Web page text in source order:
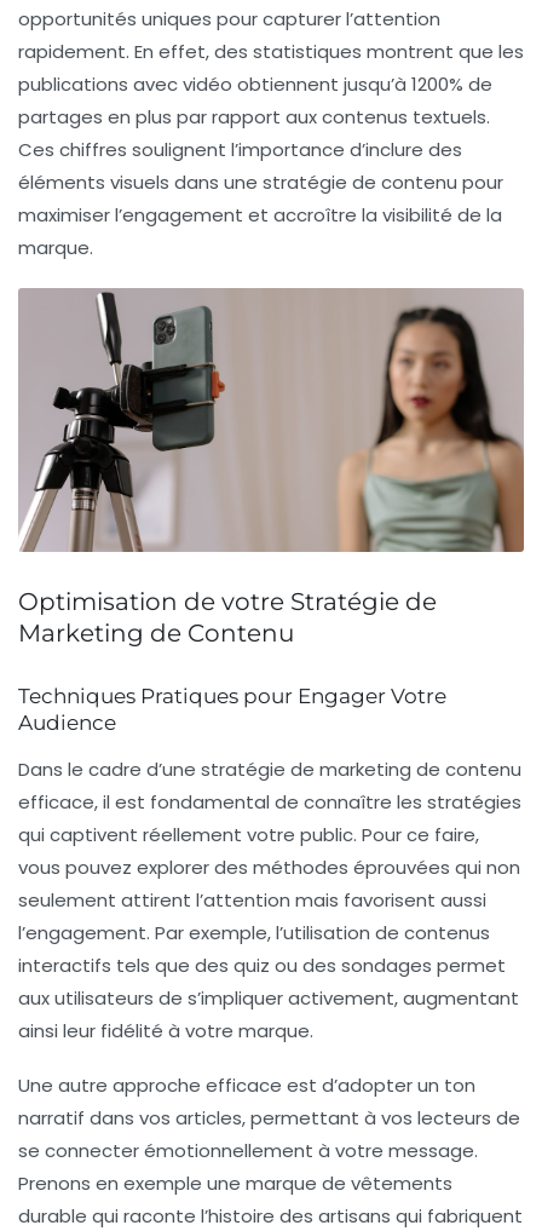
opportunités uniques pour capturer l’attention
rapidement. En effet, des statistiques montrent que les
publications avec vidéo obtiennent jusqu’à 1200% de
partages en plus par rapport aux contenus textuels.
Ces chiffres soulignent l’importance d’inclure des
éléments visuels dans une stratégie de contenu pour
maximiser l’engagement et accroître la visibilité de la
marque.
Optimisation de votre Stratégie de
Marketing de Contenu
Techniques Pratiques pour Engager Votre
Audience
Dans le cadre d’une stratégie de marketing de contenu
efficace, il est fondamental de connaître les stratégies
qui captivent réellement votre public. Pour ce faire,
vous pouvez explorer des méthodes éprouvées qui non
seulement attirent l’attention mais favorisent aussi
l’engagement. Par exemple, l’utilisation de contenus
interactifs tels que des quiz ou des sondages permet
aux utilisateurs de s’impliquer activement, augmentant
ainsi leur fidélité à votre marque.
Une autre approche efficace est d’adopter un ton
narratif dans vos articles, permettant à vos lecteurs de
se connecter émotionnellement à votre message.
Prenons en exemple une marque de vêtements
durable qui raconte l’histoire des artisans qui fabriquent